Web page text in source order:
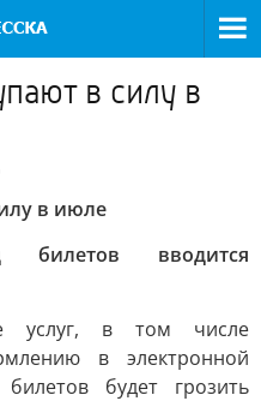
в силу в
в июле
вводится
услуг, в том числе
в электронной
будет грозить